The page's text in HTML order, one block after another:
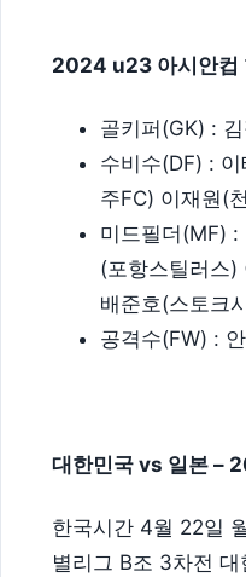
2024 u23 아시안컵
골키퍼(GK) :
수비수(DF) :
주FC) 이재원(
미드필더(MF) :
(포항스틸러스)
배준호(스토크
공격수(FW) :
대한민국 vs 일본 –
한국시간 4월 22일
별리그 B조 3차전